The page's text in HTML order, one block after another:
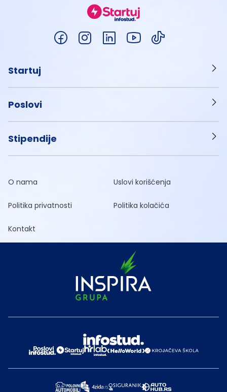
Startuj
Poslovi
Stipendije
O nama Uslovi korišćenja
Politika privatnosti Politika kolačića
Kontakt